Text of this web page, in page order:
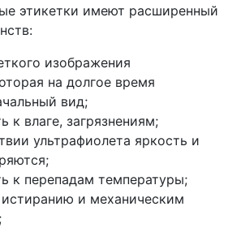
этикетки имеют расширенный
изображения
на долгое время
вид;
к влаге, загрязнениям;
ультрафиолета яркость и
к перепадам температуры;
и механическим